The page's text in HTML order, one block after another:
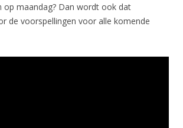
op maandag? Dan wordt ook dat
de voorspellingen voor alle komende